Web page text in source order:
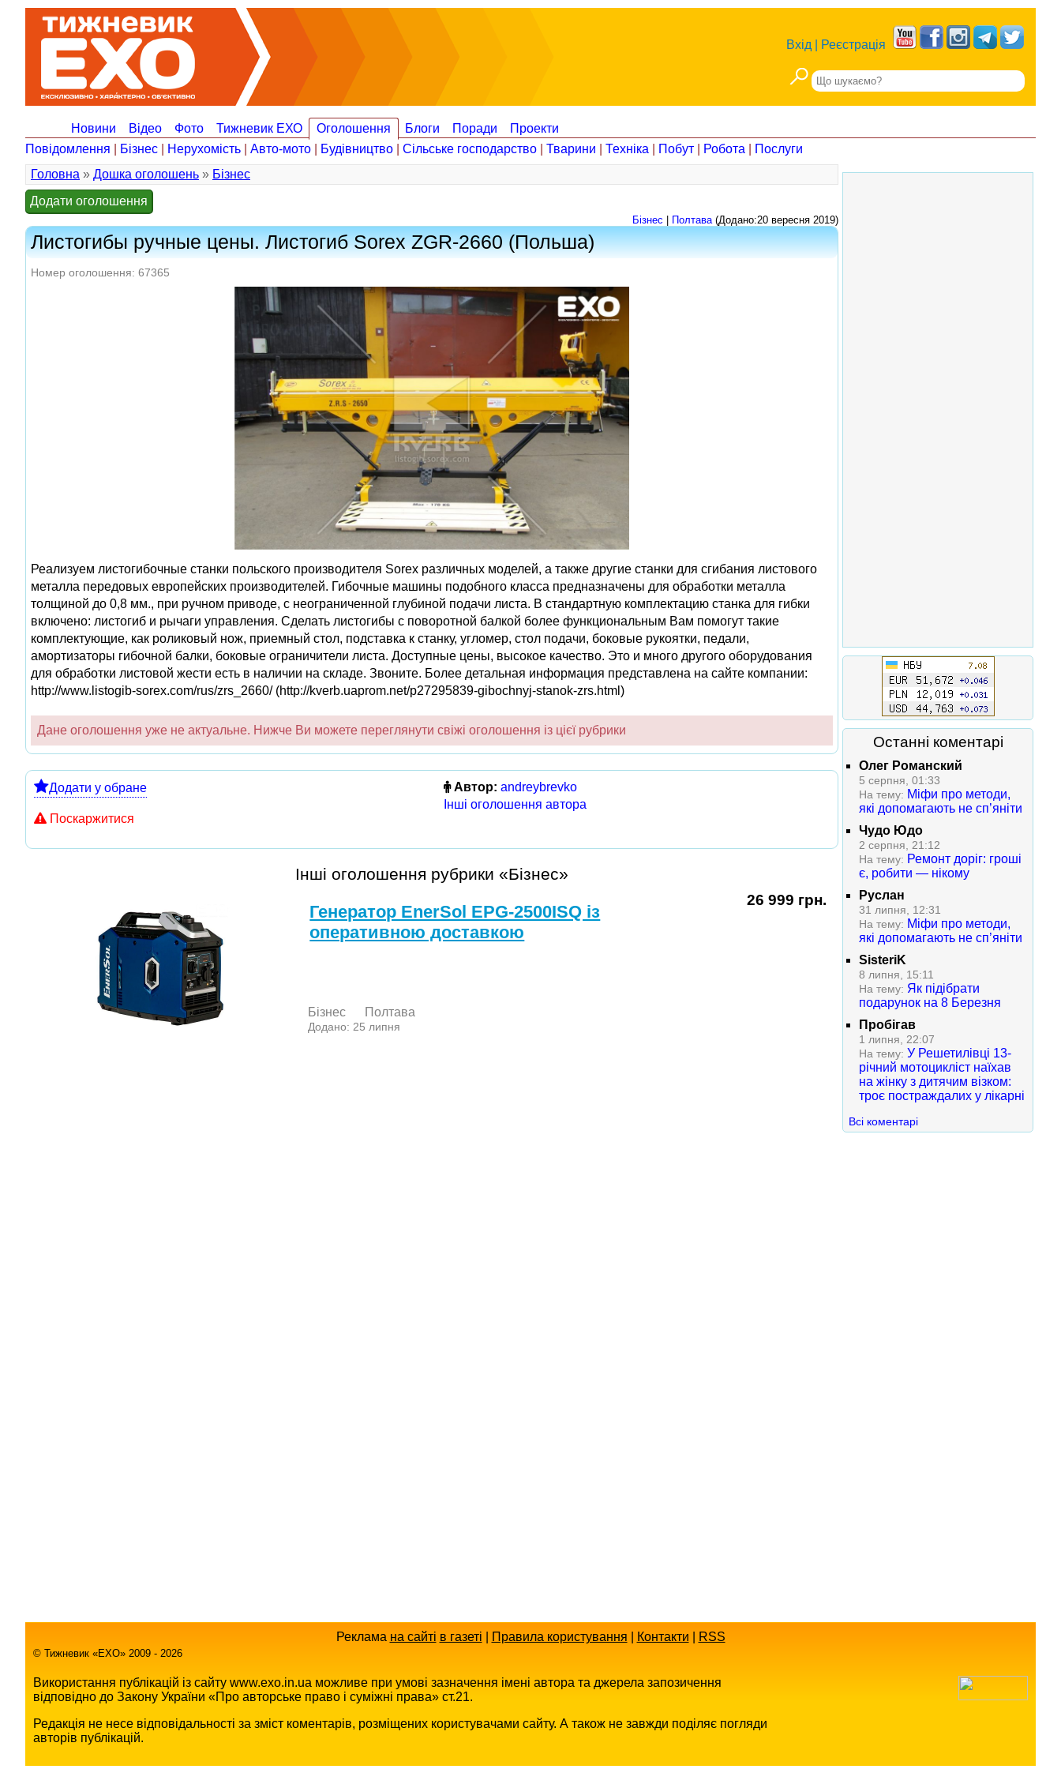
Вхід Реєстрація
Новини Відео Фото Тижневик ЕХО Оголошення Блоги Поради
Проекти
Повідомлення
Бізнес Нерухомість Авто-мото Будівництво Сільське господарство Тварини Техніка Побут Робота
Послуги
Головна » Дошка оголошень » Бізнес
Додати оголошення
Бізнес Полтава(Додано:20 вересня 2019)
Листогибы ручные цены. Листогиб Sorex ZGR-2660 (Польша)
Номер оголошення: 67365
Реализуем листогибочные станки польского производителя Sorex различных моделей, а также другие станки для сгибания листового
металла передовых европейских производителей. Гибочные машины подобного класса предназначены для обработки металла
толщиной до 0,8 мм., при ручном приводе, с неограниченной глубиной подачи листа. В стандартную комплектацию станка для гибки
включено: листогиб и рычаги управления. Сделать листогибы с поворотной балкой более функциональным Вам помогут такие
комплектующие, как роликовый нож, приемный стол, подставка к станку, угломер, стол подачи, боковые рукоятки, педали,
амортизаторы гибочной балки, боковые ограничители листа. Доступные цены, высокое качество. Это и много другого оборудования
для обработки листовой жести есть в наличии на складе. Звоните. Более детальная информация представлена на сайте компании:
http://www.listogib-sorex.com/rus/zrs_2660/ (http://kverb.uaprom.net/p27295839-gibochnyj-stanok-zrs.html)
Дане оголошення уже не актуальне. Нижче Ви можете переглянути свіжі оголошення із цієї рубрики
Додати у обране
Поскаржитися
Автор: andreybrevko
Інші оголошення автора
Інші оголошення рубрики «Бізнес»
Генератор EnerSol EPG-2500ISQ із
оперативною доставкою
Бізнес Полтава
Додано: 25 липня
26 999 грн.
Останні коментарі
Олег Романский
5 серпня, 01:33
На тему: Міфи про методи,
які допомагають не сп’яніти
Чудо Юдо
2 серпня, 21:12
На тему: Ремонт доріг: гроші
є, робити — нікому
Руслан
31 липня, 12:31
На тему: Міфи про методи,
які допомагають не сп’яніти
SisteriK
8 липня, 15:11
На тему: Як підібрати
подарунок на 8 Березня
Пробігав
1 липня, 22:07
На тему: У Решетилівці 13-
річний мотоцикліст наїхав
на жінку з дитячим візком:
троє постраждалих у лікарні
Всі коментарі
Реклама на сайті в газеті Правила користування Контакти RSS
© Тижневик «EХO» 2009 - 2026
Використання публікацій із сайту www.exo.in.ua можливе при умові зазначення імені автора та джерела запозичення
відповідно до Закону України «Про авторське право і суміжні права» ст.21.
Редакція не несе відповідальності за зміст коментарів, розміщених користувачами сайту. А також не завжди поділяє погляди
авторів публікацій.